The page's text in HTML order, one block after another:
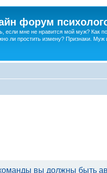
форум
если мне не нравится мой муж? Как
ли простить измену? Признаки. Муж
вы должны быть